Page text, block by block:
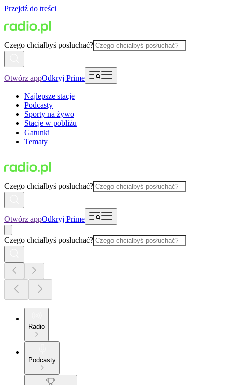
Przejdź do treści
Czego chciałbyś posłuchać?
Otwórz appOdkryj Prime
Najlepsze stacje
Podcasty
Sporty na żywo
Stacje w pobliżu
Gatunki
Tematy
Czego chciałbyś posłuchać?
Otwórz appOdkryj Prime
Czego chciałbyś posłuchać?
Radio
Podcasty